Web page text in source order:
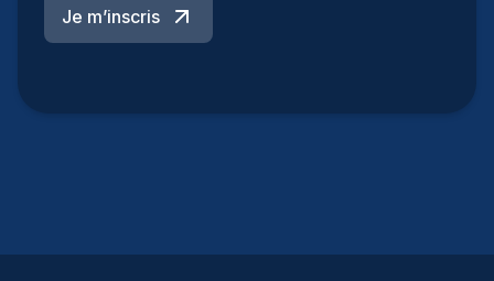
Je m’inscris